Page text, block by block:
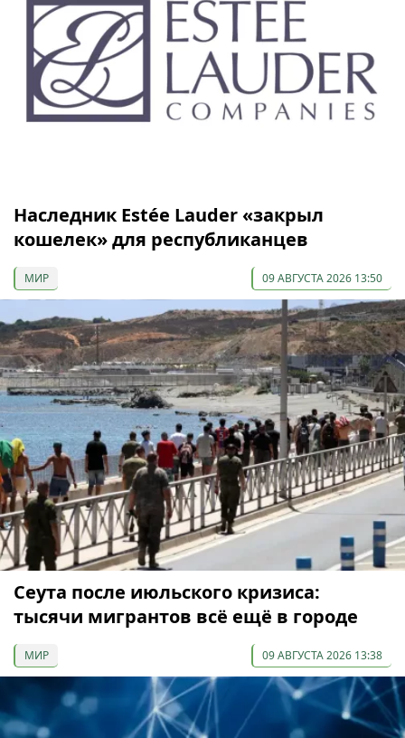
Наследник Estée Lauder «закрыл
кошелек» для республиканцев
МИР 09 АВГУСТА 2026 13:50
Сеута после июльского кризиса:
тысячи мигрантов всё ещё в городе
МИР 09 АВГУСТА 2026 13:38